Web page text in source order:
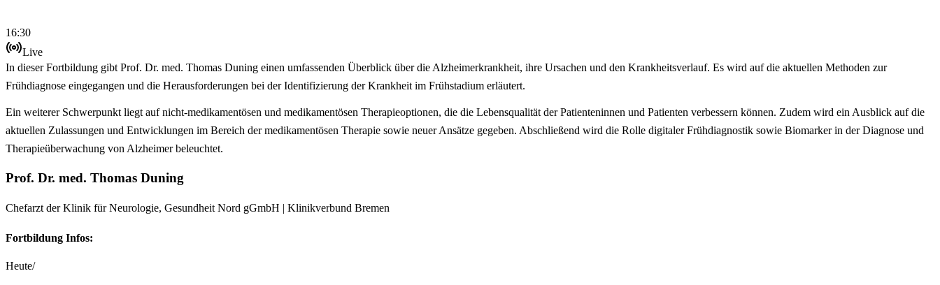
16:30
Live
In dieser Fortbildung gibt Prof. Dr. med. Thomas Duning einen umfassenden Überblick über die Alzheimerkrankheit, ihre Ursachen und den Krankheitsverlauf. Es wird auf die aktuellen Methoden zur
Frühdiagnose eingegangen und die Herausforderungen bei der Identifizierung der Krankheit im Frühstadium erläutert.
Ein weiterer Schwerpunkt liegt auf nicht-medikamentösen und medikamentösen Therapieoptionen, die die Lebensqualität der Patienteninnen und Patienten verbessern können. Zudem wird ein Ausblick auf die
aktuellen Zulassungen und Entwicklungen im Bereich der medikamentösen Therapie sowie neuer Ansätze gegeben. Abschließend wird die Rolle digitaler Frühdiagnostik sowie Biomarker in der Diagnose und
Therapieüberwachung von Alzheimer beleuchtet.
Prof. Dr. med. Thomas Duning
Chefarzt der Klinik für Neurologie, Gesundheit Nord gGmbH | Klinikverbund Bremen
Fortbildung Infos:
Heute/